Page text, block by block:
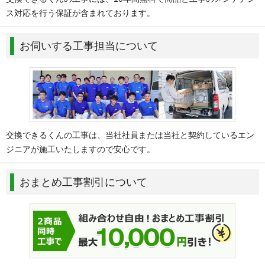
ス対応を行う保証が含まれております。
お伺いする工事担当について
交換できるくんの工事は、当社社員または当社と契約しているエン
ジニアが施工いたしますので安心です。
おまとめ工事割引について